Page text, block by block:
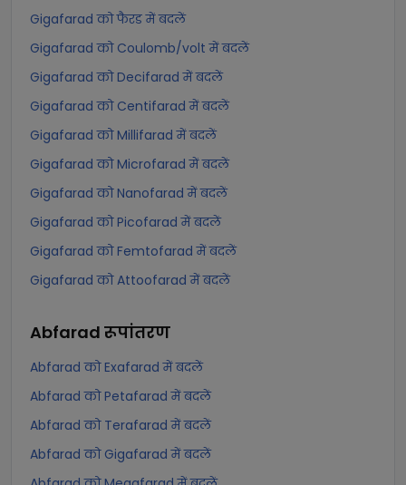
Gigafarad को फैरड में बदलें
Gigafarad को Coulomb/volt में बदलें
Gigafarad को Decifarad में बदलें
Gigafarad को Centifarad में बदलें
Gigafarad को Millifarad में बदलें
Gigafarad को Microfarad में बदलें
Gigafarad को Nanofarad में बदलें
Gigafarad को Picofarad में बदलें
Gigafarad को Femtofarad में बदलें
Gigafarad को Attoofarad में बदलें
Abfarad रूपांतरण
Abfarad को Exafarad में बदलें
Abfarad को Petafarad में बदलें
Abfarad को Terafarad में बदलें
Abfarad को Gigafarad में बदलें